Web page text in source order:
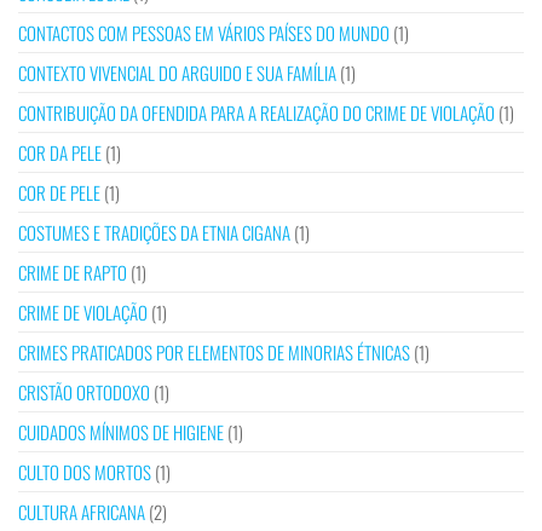
CONTACTOS COM PESSOAS EM VÁRIOS PAÍSES DO MUNDO (1)
CONTEXTO VIVENCIAL DO ARGUIDO E SUA FAMÍLIA(1)
CONTRIBUIÇÃO DA OFENDIDA PARA A REALIZAÇÃO DO CRIME DE VIOLAÇÃO (1)
COR DA PELE(1)
COR DE PELE(1)
COSTUMES E TRADIÇÕES DA ETNIA CIGANA(1)
CRIME DE RAPTO (1)
CRIME DE VIOLAÇÃO (1)
CRIMES PRATICADOS POR ELEMENTOS DE MINORIAS ÉTNICAS(1)
CRISTÃO ORTODOXO (1)
CUIDADOS MÍNIMOS DE HIGIENE(1)
CULTO DOS MORTOS(1)
CULTURA AFRICANA(2)